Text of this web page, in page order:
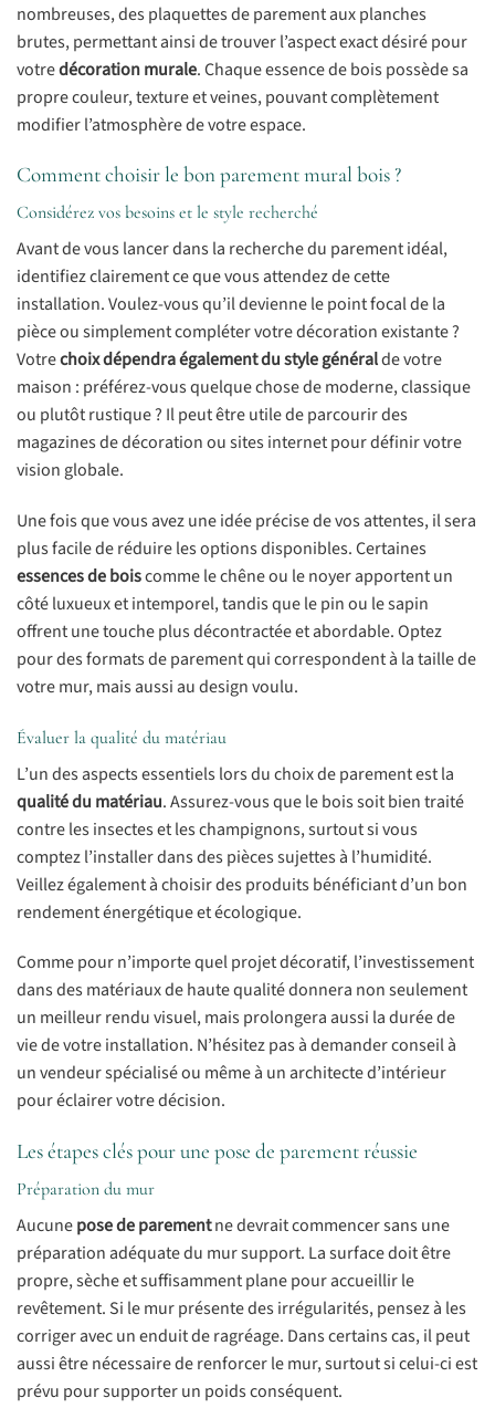
nombreuses, des plaquettes de parement aux planches
brutes, permettant ainsi de trouver l’aspect exact désiré pour
votredécoration murale. Chaque essence de bois possède sa
propre couleur, texture et veines, pouvant complètement
modifier l’atmosphère de votre espace.
Comment choisir le bon parement mural bois ?
Considérez vos besoins et le style recherché
Avant de vous lancer dans la recherche du parement idéal,
identifiez clairement ce que vous attendez de cette
installation. Voulez-vous qu’il devienne le point focal de la
pièce ou simplement compléter votre décoration existante ?
Votrechoix dépendra également du style généralde votre
maison : préférez-vous quelque chose de moderne, classique
ou plutôt rustique ? Il peut être utile de parcourir des
magazines de décoration ou sites internet pour définir votre
vision globale.
Une fois que vous avez une idée précise de vos attentes, il sera
plus facile de réduire les options disponibles. Certaines
essences de boiscomme le chêne ou le noyer apportent un
côté luxueux et intemporel, tandis que le pin ou le sapin
offrent une touche plus décontractée et abordable. Optez
pour des formats de parement qui correspondent à la taille de
votre mur, mais aussi au design voulu.
Évaluer la qualité du matériau
L’un des aspects essentiels lors du choix de parement est la
qualité du matériau. Assurez-vous que le bois soit bien traité
contre les insectes et les champignons, surtout si vous
comptez l’installer dans des pièces sujettes à l’humidité.
Veillez également à choisir des produits bénéficiant d’un bon
rendement énergétique et écologique.
Comme pour n’importe quel projet décoratif, l’investissement
dans des matériaux de haute qualité donnera non seulement
un meilleur rendu visuel, mais prolongera aussi la durée de
vie de votre installation. N’hésitez pas à demander conseil à
un vendeur spécialisé ou même à un architecte d’intérieur
pour éclairer votre décision.
Les étapes clés pour une pose de parement réussie
Préparation du mur
Aucunepose de parementne devrait commencer sans une
préparation adéquate du mur support. La surface doit être
propre, sèche et suffisamment plane pour accueillir le
revêtement. Si le mur présente des irrégularités, pensez à les
corriger avec un enduit de ragréage. Dans certains cas, il peut
aussi être nécessaire de renforcer le mur, surtout si celui-ci est
prévu pour supporter un poids conséquent.